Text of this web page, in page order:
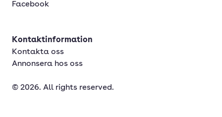
Facebook
Kontaktinformation
Kontakta oss
Annonsera hos oss
© 2026. All rights reserved.